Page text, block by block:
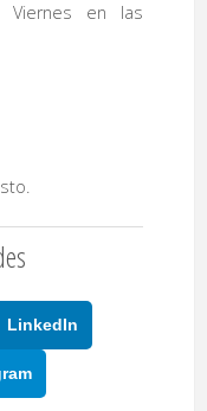
en las
LinkedIn